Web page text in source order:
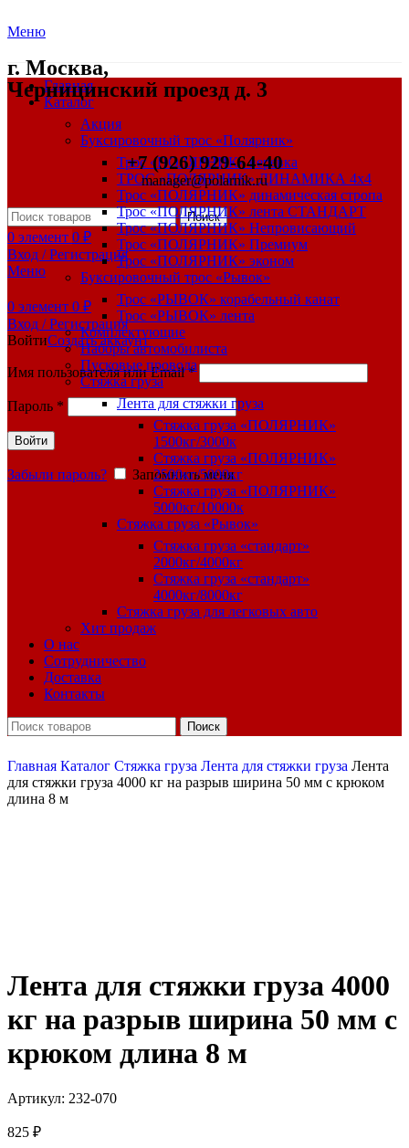
Меню
г. Москва,
Черницинский проезд д. 3
+7 (926) 929-64-40
manager@polarnik.ru
Поиск
0 элемент 0 ₽
Вход / Регистрация
Меню
0 элемент 0 ₽
Вход / Регистрация
ВойтиСоздать аккаунт
Имя пользователя или Email*
Пароль *
Войти
Забыли пароль? Запомнить меня
Главная
Каталог
Акция
Буксировочный трос «Полярник»
Трос «ПОЛЯРНИК» веревка
ТРОС «ПОЛЯРНИК» ДИНАМИКА 4х4
Трос «ПОЛЯРНИК» динамическая стропа
Трос «ПОЛЯРНИК» лента СТАНДАРТ
Трос «ПОЛЯРНИК» Непровисающий
Трос «ПОЛЯРНИК» Премиум
Трос «ПОЛЯРНИК» эконом
Буксировочный трос «Рывок»
Трос «РЫВОК» корабельный канат
Трос «РЫВОК» лента
Комплектующие
Наборы автомобилиста
Пусковые провода
Стяжка груза
Лента для стяжки груза
Стяжка груза «ПОЛЯРНИК»
1500кг/3000к
Стяжка груза «ПОЛЯРНИК»
2500кг/5000кг
Стяжка груза «ПОЛЯРНИК»
5000кг/10000к
Стяжка груза «Рывок»
Стяжка груза «стандарт»
2000кг/4000кг
Стяжка груза «стандарт»
4000кг/8000кг
Стяжка груза для легковых авто
Хит продаж
О нас
Сотрудничество
Доставка
Контакты
Поиск
Главная Каталог Стяжка груза Лента для стяжки груза Лента
для стяжки груза 4000 кг на разрыв ширина 50 мм с крюком
длина 8 м
Лента для стяжки груза 4000
кг на разрыв ширина 50 мм с
крюком длина 8 м
Артикул: 232-070
825 ₽